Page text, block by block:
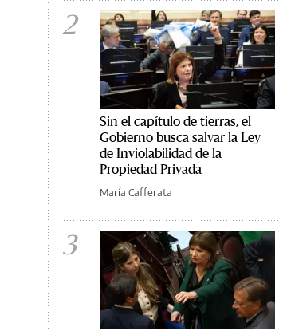
2
Sin el capítulo de tierras, el
Gobierno busca salvar la Ley
de Inviolabilidad de la
Propiedad Privada
María Cafferata
3